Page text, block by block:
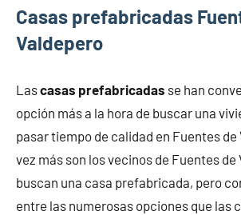
Casas prefabricadas
Valdepero
Lascasas prefabricadas se han
opción más a la hora de buscar una
pasar tiempo de calidad en Fuentes de
vez más son los vecinos de Fuentes de
buscan una casa prefabricada, pero
entre las numerosas opciones que las